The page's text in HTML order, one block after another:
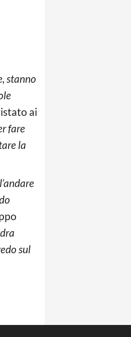
stanno
ai
fare
la
sul